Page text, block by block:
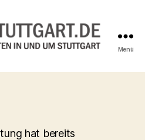
Menü
hat bereits